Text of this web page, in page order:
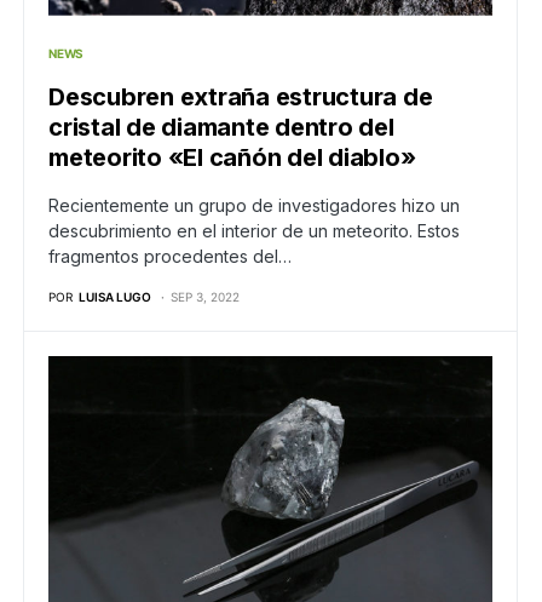
NEWS
Descubren extraña estructura de
cristal de diamante dentro del
meteorito «El cañón del diablo»
Recientemente un grupo de investigadores hizo un
descubrimiento en el interior de un meteorito. Estos
fragmentos procedentes del…
POR LUISA LUGO SEP 3, 2022